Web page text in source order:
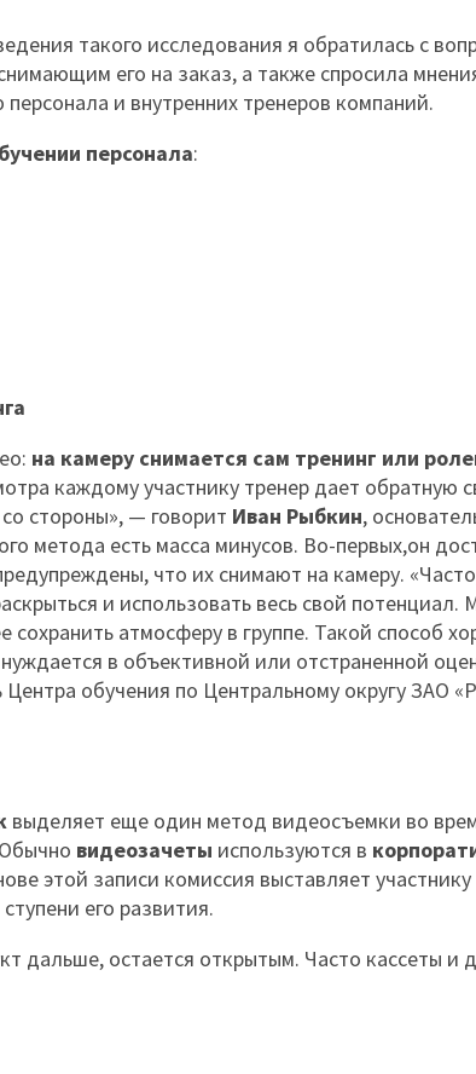
такого исследования я обратилась с
его на заказ, а также спросила
и внутренних тренеров компаний.
персонала:
на камеру снимается сам тренинг или
каждому участнику тренер дает обратную
стороны», — говорит Иван Рыбкин,
метода есть масса минусов. Во-первых,он
что их снимают на камеру.
и использовать весь свой потенциал.
сохранить атмосферу в группе. Такой способ
в объективной или отстраненной
обучения по Центральному округу ЗАО
выделяет еще один метод видеосъемки во
видеозачеты используются в
этой записи комиссия выставляет
его развития.
дальше, остается открытым. Часто кассеты и